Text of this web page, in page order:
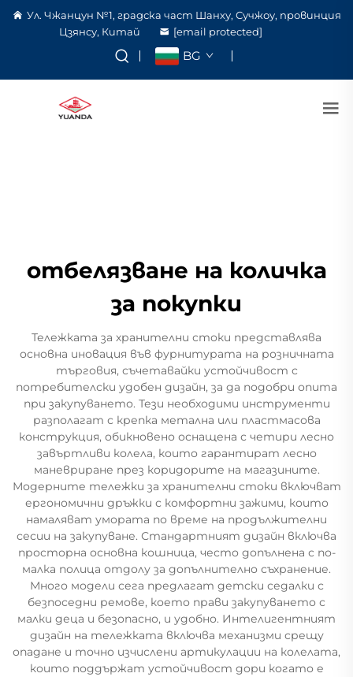
Ул. Чжанцун №1, градска част Шанху, Сучжоу, провинция
Цзянсу, Китай
[email protected]
BG
отбелязване на количка
за покупки
Тележката за хранителни стоки представлява
основна иновация във фурнитурата на розничната
търговия, съчетавайки устойчивост с
потребителски удобен дизайн, за да подобри опита
при закупуването. Тези необходими инструменти
разполагат с крепка метална или пластмасова
конструкция, обикновено оснащена с четири лесно
завъртливи колела, които гарантират лесно
маневриране през коридорите на магазините.
Модерните тележки за хранителни стоки включват
ергономични дръжки с комфортни зажими, които
намаляват умората по време на продължителни
сесии на закупуване. Стандартният дизайн включва
просторна основна кошница, често допълнена с по-
малка полица отдолу за допълнително съхранение.
Много модели сега предлагат детски седалки с
безпоседни ремове, което прави закупуването с
малки деца и безопасно, и удобно. Интелигентният
дизайн на тележката включва механизми срещу
опадане и точно изчислени артикулации на колелата,
които поддържат устойчивост дори когато е